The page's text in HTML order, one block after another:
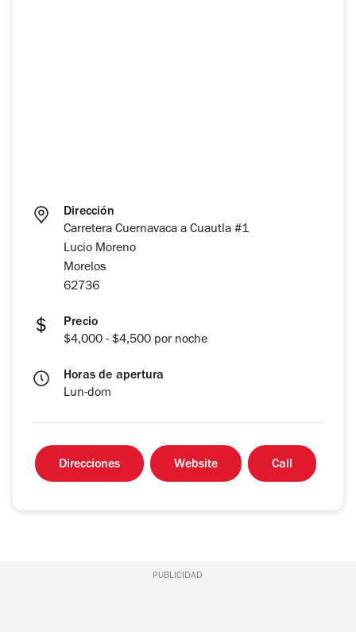
Dirección
Carretera Cuernavaca a Cuautla #1
Lucio Moreno
Morelos
62736
Precio
$4,000 - $4,500 por noche
Horas de apertura
Lun-dom
Direcciones Website Call
PUBLICIDAD